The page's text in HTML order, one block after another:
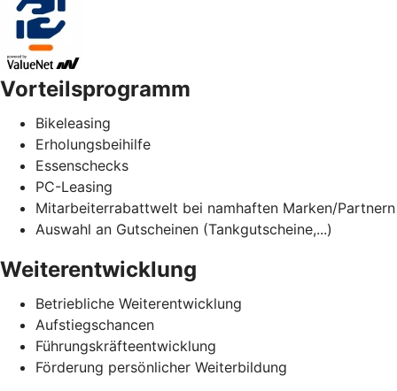
Vorteilsprogramm
Bikeleasing
Erholungsbeihilfe
Essenschecks
PC-Leasing
Mitarbeiterrabattwelt bei namhaften Marken/Partnern
Auswahl an Gutscheinen (Tankgutscheine,...)
Weiterentwicklung
Betriebliche Weiterentwicklung
Aufstiegschancen
Führungskräfteentwicklung
Förderung persönlicher Weiterbildung